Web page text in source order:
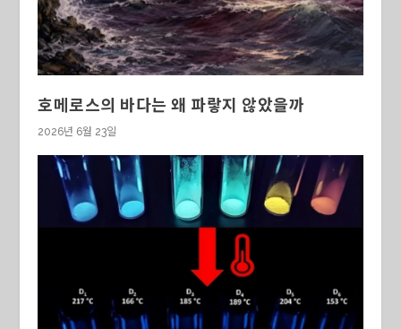
호메로스의 바다는 왜 파랗지 않았을까
2026년 6월 23일